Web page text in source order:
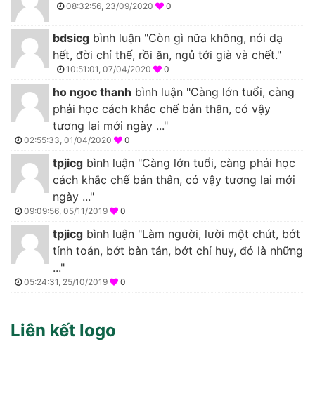
08:32:56, 23/09/2020 0
bdsicg bình luận "Còn gì nữa không, nói dạ
hết, đời chỉ thế, rồi ăn, ngủ tới già và chết."
10:51:01, 07/04/2020 0
ho ngoc thanh bình luận "Càng lớn tuổi, càng
phải học cách khắc chế bản thân, có vậy
tương lai mới ngày ..."
02:55:33, 01/04/2020 0
tpjicg bình luận "Càng lớn tuổi, càng phải học
cách khắc chế bản thân, có vậy tương lai mới
ngày ..."
09:09:56, 05/11/2019 0
tpjicg bình luận "Làm người, lười một chút, bớt
tính toán, bớt bàn tán, bớt chỉ huy, đó là những
..."
05:24:31, 25/10/2019 0
Liên kết logo